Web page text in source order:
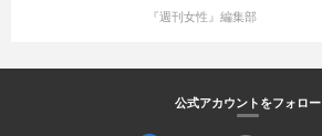
『週刊女性』編集部
公式アカウントをフォロー